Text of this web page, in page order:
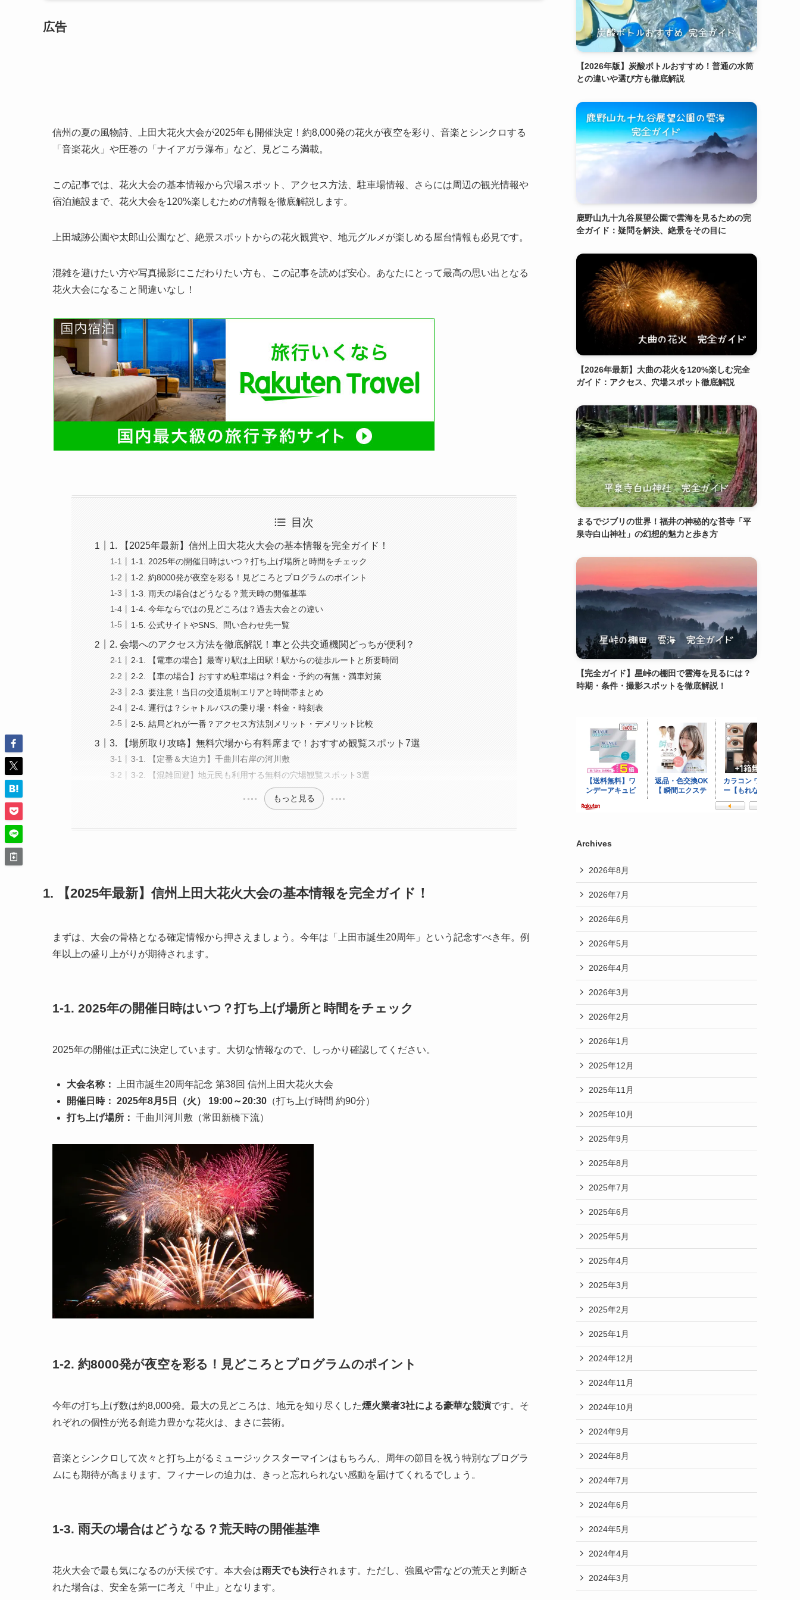
広告
信州の夏の風物詩、上田大花火大会が2025年も開催決定！約8,000発の花火が夜空を彩り、音楽とシンクロする
「音楽花火」や圧巻の「ナイアガラ瀑布」など、見どころ満載。
この記事では、花火大会の基本情報から穴場スポット、アクセス方法、駐車場情報、さらには周辺の観光情報や
宿泊施設まで、花火大会を120%楽しむための情報を徹底解説します。
上田城跡公園や太郎山公園など、絶景スポットからの花火観賞や、地元グルメが楽しめる屋台情報も必見です。
混雑を避けたい方や写真撮影にこだわりたい方も、この記事を読めば安心。あなたにとって最高の思い出となる
花火大会になること間違いなし！
目次
1. 【2025年最新】信州上田大花火大会の基本情報を完全ガイド！
1-1. 2025年の開催日時はいつ？打ち上げ場所と時間をチェック
1-2. 約8000発が夜空を彩る！見どころとプログラムのポイント
1-3. 雨天の場合はどうなる？荒天時の開催基準
1-4. 今年ならではの見どころは？過去大会との違い
1-5. 公式サイトやSNS、問い合わせ先一覧
2. 会場へのアクセス方法を徹底解説！車と公共交通機関どっちが便利？
2-1. 【電車の場合】最寄り駅は上田駅！駅からの徒歩ルートと所要時間
2-2. 【車の場合】おすすめ駐車場は？料金・予約の有無・満車対策
2-3. 要注意！当日の交通規制エリアと時間帯まとめ
2-4. 運行は？シャトルバスの乗り場・料金・時刻表
2-5. 結局どれが一番？アクセス方法別メリット・デメリット比較
3. 【場所取り攻略】無料穴場から有料席まで！おすすめ観覧スポット7選
3-1. 【定番＆大迫力】千曲川右岸の河川敷
3-2. 【混雑回避】地元民も利用する無料の穴場観覧スポット3選
もっと見る
1. 【2025年最新】信州上田大花火大会の基本情報を完全ガイド！
まずは、大会の骨格となる確定情報から押さえましょう。今年は「上田市誕生20周年」という記念すべき年。例
年以上の盛り上がりが期待されます。
1-1. 2025年の開催日時はいつ？打ち上げ場所と時間をチェック
2025年の開催は正式に決定しています。大切な情報なので、しっかり確認してください。
大会名称：
上田市誕生20周年記念 第38回 信州上田大花火大会
開催日時： 2025年8月5日（火） 19:00～20:30 （打ち上げ時間 約90分）
打ち上げ場所： 千曲川河川敷（常田新橋下流）
1-2. 約8000発が夜空を彩る！見どころとプログラムのポイント
今年の打ち上げ数は約8,000発。最大の見どころは、地元を知り尽くした煙火業者3社による豪華な競演です。そ
れぞれの個性が光る創造力豊かな花火は、まさに芸術。
音楽とシンクロして次々と打ち上がるミュージックスターマインはもちろん、周年の節目を祝う特別なプログラ
ムにも期待が高まります。フィナーレの迫力は、きっと忘れられない感動を届けてくれるでしょう。
1-3. 雨天の場合はどうなる？荒天時の開催基準
花火大会で最も気になるのが天候です。本大会は雨天でも決行されます。ただし、強風や雷などの荒天と判断さ
れた場合は、安全を第一に考え「中止」となります。
【2026年版】炭酸ボトルおすすめ！普通の水筒
との違いや選び方も徹底解説
鹿野山九十九谷展望公園で雲海を見るための完
全ガイド：疑問を解決、絶景をその目に
【2026年最新】大曲の花火を120%楽しむ完全
ガイド：アクセス、穴場スポット徹底解説
まるでジブリの世界！福井の神秘的な苔寺「平
泉寺白山神社」の幻想的魅力と歩き方
【完全ガイド】星峠の棚田で雲海を見るには？
時期・条件・撮影スポットを徹底解説！
Archives
2026年8月
2026年7月
2026年6月
2026年5月
2026年4月
2026年3月
2026年2月
2026年1月
2025年12月
2025年11月
2025年10月
2025年9月
2025年8月
2025年7月
2025年6月
2025年5月
2025年4月
2025年3月
2025年2月
2025年1月
2024年12月
2024年11月
2024年10月
2024年9月
2024年8月
2024年7月
2024年6月
2024年5月
2024年4月
2024年3月